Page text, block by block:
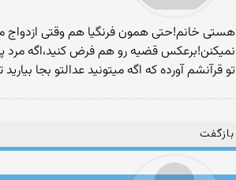
هستی خانم!حتی همون فرنگیا هم وقتی ازدواج
نمیکنن!برعکس قضیه رو هم فرض کنید،اگه مرد
تو قرآنشم آورده که اگه میتونید عدالتو بجا
بازگفت